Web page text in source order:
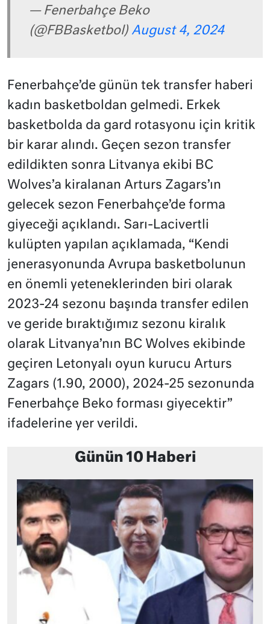
— Fenerbahçe Beko
(@FBBasketbol) August 4, 2024
Fenerbahçe’de günün tek transfer haberi
kadın basketboldan gelmedi. Erkek
basketbolda da gard rotasyonu için kritik
bir karar alındı. Geçen sezon transfer
edildikten sonra Litvanya ekibi BC
Wolves’a kiralanan Arturs Zagars’ın
gelecek sezon Fenerbahçe’de forma
giyeceği açıklandı. Sarı-Lacivertli
kulüpten yapılan açıklamada, “Kendi
jenerasyonunda Avrupa basketbolunun
en önemli yeteneklerinden biri olarak
2023-24 sezonu başında transfer edilen
ve geride bıraktığımız sezonu kiralık
olarak Litvanya’nın BC Wolves ekibinde
geçiren Letonyalı oyun kurucu Arturs
Zagars (1.90, 2000), 2024-25 sezonunda
Fenerbahçe Beko forması giyecektir”
ifadelerine yer verildi.
Günün 10 Haberi